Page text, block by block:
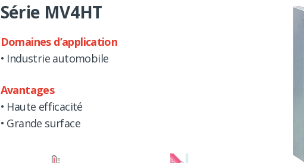
Série MV4HT
Domaines d’application
• Industrie automobile
Avantages
• Haute efficacité
• Grande surface